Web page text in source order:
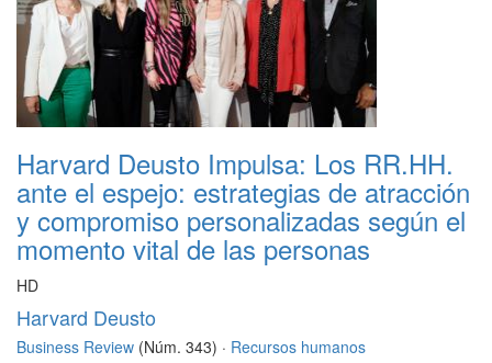
Harvard Deusto Impulsa: Los RR.HH.
ante el espejo: estrategias de atracción
y compromiso personalizadas según el
momento vital de las personas
HD
Harvard Deusto
Business Review (Núm. 343) · Recursos humanos